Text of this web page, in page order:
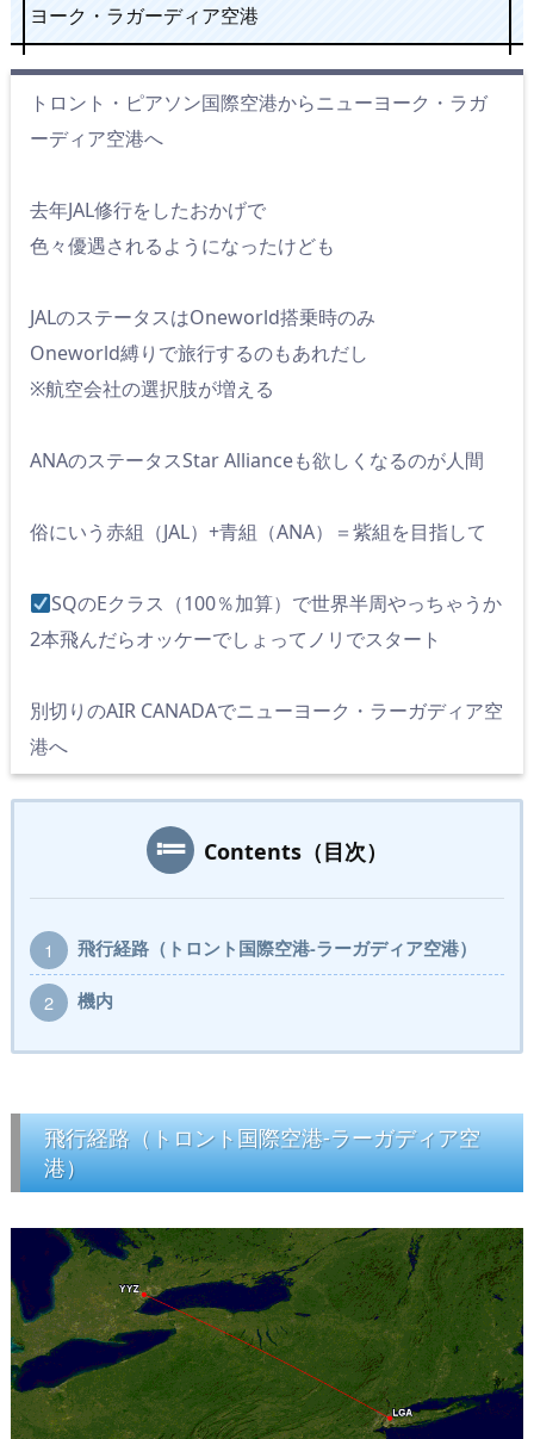
ヨーク・ラガーディア空港
トロント・ピアソン国際空港からニューヨーク・ラガ
ーディア空港へ
去年JAL修行をしたおかげで
色々優遇されるようになったけども
JALのステータスはOneworld搭乗時のみ
Oneworld縛りで旅行するのもあれだし
※航空会社の選択肢が増える
ANAのステータスStar Allianceも欲しくなるのが人間
俗にいう赤組（JAL）+青組（ANA）＝紫組を目指して
SQのEクラス（100％加算）で世界半周やっちゃうか
2本飛んだらオッケーでしょってノリでスタート
別切りのAIR CANADAでニューヨーク・ラーガディア空
港へ
Contents（目次）
1 飛行経路（トロント国際空港-ラーガディア空港）
2 機内
飛行経路（トロント国際空港-ラーガディア空
港）